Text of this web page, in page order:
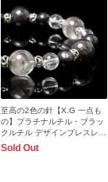
至高の2色の針【X.G 一点も
の】プラチナルチル・ブラッ
クルチル デザインブレスレッ
ト
Sold Out